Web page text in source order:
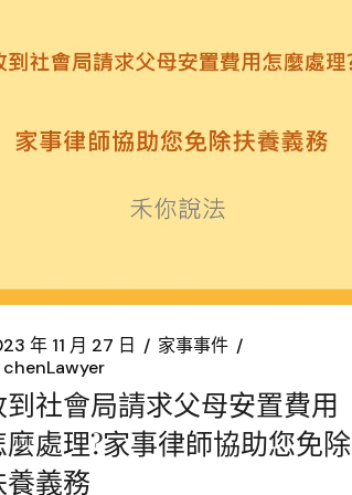
年 11 月 27 日
家事事件
chenLawyer
到社會局請求父母安置費用
麼處理?家事律師協助您免除
養義務